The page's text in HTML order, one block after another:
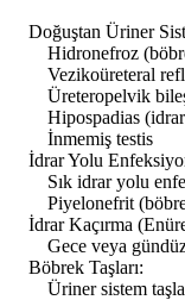
Doğuştan Üriner
Hidronefroz
Vezikoüreteral reflü
Üreteropelvik
Hipospadias (idrar
İnmemiş testis
İdrar Yolu
Sık idrar yolu
Piyelonefrit
İdrar Kaçırma
Gece veya gündüz
Böbrek Taşları:
Üriner sistem